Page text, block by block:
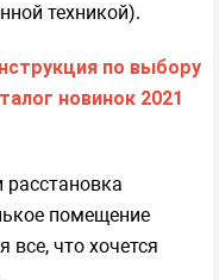
техникой).
помещение
все, что хочется